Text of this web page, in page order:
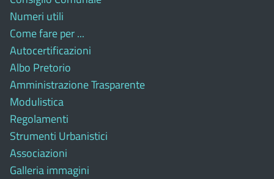
Numeri utili
Come fare per ...
Autocertificazioni
Albo Pretorio
Amministrazione Trasparente
Modulistica
Regolamenti
Strumenti Urbanistici
Associazioni
Galleria immagini